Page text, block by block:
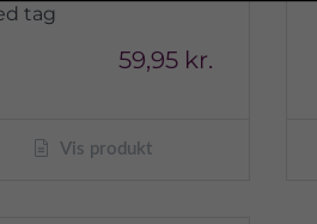
tag
59,95 kr.
Vis produkt